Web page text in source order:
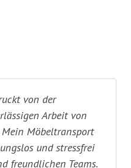
von der
Arbeit von
Mein Möbeltransport
und stressfrei
freundlichen Teams.